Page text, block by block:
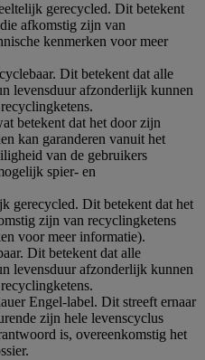
gerecycled. Dit betekent
afkomstig zijn van
kenmerken voor meer
Dit betekent dat alle
levensduur afzonderlijk kunnen
betekent dat het door zijn
kan garanderen vanuit het
van de gebruikers
spier- en
gerecycled. Dit betekent dat het
zijn van recyclingketens
voor meer informatie).
Dit betekent dat alle
levensduur afzonderlijk kunnen
Engel-label. Dit streeft ernaar
zijn hele levenscyclus
is, overeenkomstig het